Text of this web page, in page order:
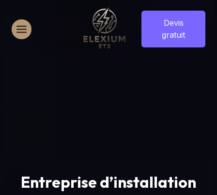
contenu
Devis
gratuit
Entreprise d’installation